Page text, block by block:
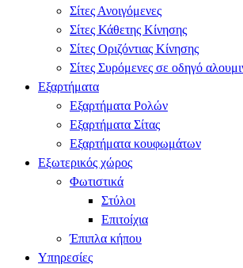
Σίτες Ανοιγόμενες
Σίτες Κάθετης Κίνησης
Σίτες Οριζόντιας Κίνησης
Σίτες Συρόμενες σε οδηγό
Εξαρτήματα
Εξαρτήματα Ρολών
Εξαρτήματα Σίτας
Εξαρτήματα κουφωμάτων
Εξωτερικός χώρος
Φωτιστικά
Στύλοι
Επιτοίχια
Έπιπλα κήπου
Υπηρεσίες